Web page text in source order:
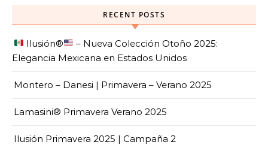
RECENT POSTS
Ilusión®️
– Nueva Colección Otoño 2025:
Elegancia Mexicana en Estados Unidos
Montero – Danesi | Primavera – Verano 2025
Lamasini® Primavera Verano 2025
Ilusión Primavera 2025 | Campaña 2